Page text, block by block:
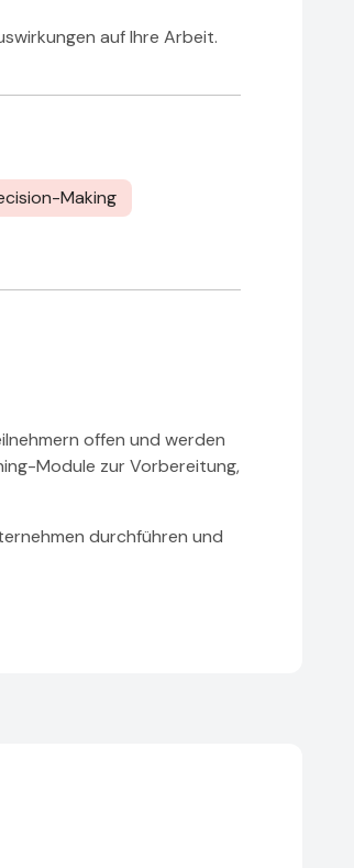
auf Ihre Arbeit.
Making
offen und werden
Module zur Vorbereitung,
durchführen und